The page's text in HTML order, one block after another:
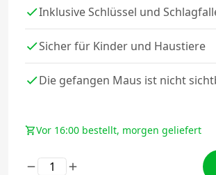
Inklusive Schlüssel und
Sicher für Kinder und Haustiere
Die gefangen Maus ist nicht
Vor 16:00 bestellt, morgen geliefert